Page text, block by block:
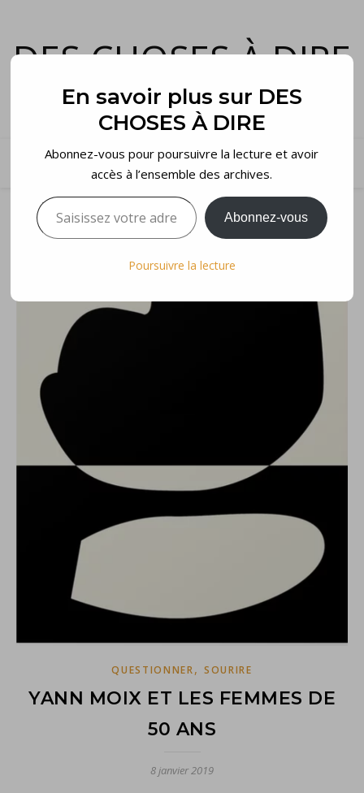
DES CHOSES À DIRE
et voilà…
QUESTIONNER, SOURIRE
YANN MOIX ET LES FEMMES DE
50 ANS
8 janvier 2019
En savoir plus sur DES
CHOSES À DIRE
Abonnez-vous pour poursuivre la lecture et avoir
accès à l’ensemble des archives.
Saisissez votre adresse e-mail…
Abonnez-vous
Poursuivre la lecture